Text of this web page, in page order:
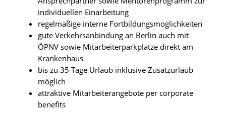
individuellen Einarbeitung
regelmäßige interne Fortbildungsmöglichkeiten
gute Verkehrsanbindung an Berlin auch mit
ÖPNV sowie Mitarbeiterparkplätze direkt am
Krankenhaus
bis zu 35 Tage Urlaub inklusive Zusatzurlaub
möglich
attraktive Mitarbeiterangebote per corporate
benefits